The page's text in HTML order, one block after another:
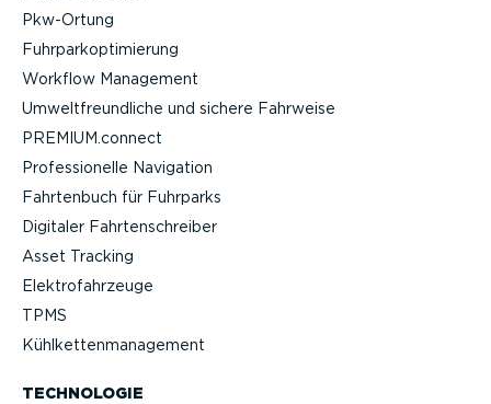
Pkw-Ortung
Fuhrpar­k­op­ti­mierung
Workflow Management
Umwelt­freund­liche und sichere Fahrweise
PREMIUM.connect
Profes­sio­nelle Navigation
Fahrtenbuch für Fuhrparks
Digitaler Fahrten­schreiber
Asset Tracking
Elektro­fahr­zeuge
TPMS
Kühlket­ten­ma­nagement
TECHNOLOGIE